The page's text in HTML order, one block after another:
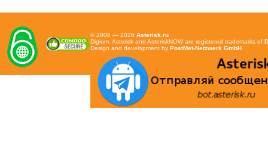
© 2008 — 2026 Asterisk.ru
Digium, Asterisk and AsteriskNOW are registered trademarks of
Design and development by PostMet-Netzwerk GmbH